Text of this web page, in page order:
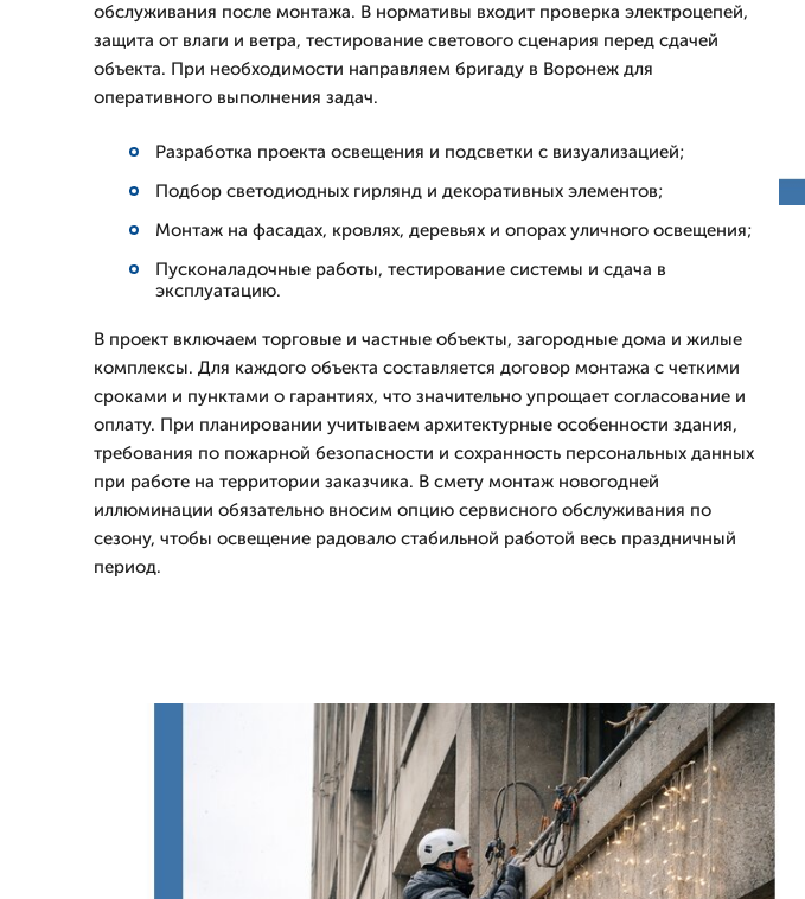
обслуживания после монтажа. В нормативы входит проверка электроцепей,
защита от влаги и ветра, тестирование светового сценария перед сдачей
объекта. При необходимости направляем бригаду в Воронеж для
оперативного выполнения задач.
Разработка проекта освещения и подсветки с визуализацией;
Подбор светодиодных гирлянд и декоративных элементов;
Монтаж на фасадах, кровлях, деревьях и опорах уличного освещения;
Пусконаладочные работы, тестирование системы и сдача в
эксплуатацию.
В проект включаем торговые и частные объекты, загородные дома и жилые
комплексы. Для каждого объекта составляется договор монтажа с четкими
сроками и пунктами о гарантиях, что значительно упрощает согласование и
оплату. При планировании учитываем архитектурные особенности здания,
требования по пожарной безопасности и сохранность персональных данных
при работе на территории заказчика. В смету монтаж новогодней
иллюминации обязательно вносим опцию сервисного обслуживания по
сезону, чтобы освещение радовало стабильной работой весь праздничный
период.